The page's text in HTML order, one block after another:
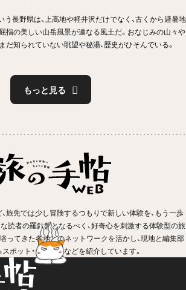
長野県は、上高地や軽井沢だけでなく、古くから避暑地
指の美しい山岳風景が連なる風土だ。おなじみの山々や
だ知られていない眺望や秘湯、歴史がひそんでいる。
もっと見る
旅先では少し冒険するつもりで新しい体験を、もう一歩
読者の羅針盤となるべく、好奇心を刺激する体験型の旅
ってきた各地とのネットワークを活かし、現地と編集部
ポット・イベントなどを紹介しています。